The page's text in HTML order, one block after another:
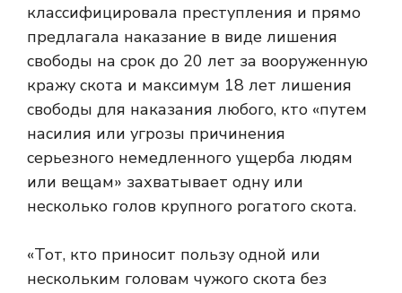
классифицировала преступления и прямо
предлагала наказание в виде лишения
свободы на срок до 20 лет за вооруженную
кражу скота и максимум 18 лет лишения
свободы для наказания любого, кто «путем
насилия или угрозы причинения
серьезного немедленного ущерба людям
или вещам» захватывает одну или
несколько голов крупного рогатого скота.
«Тот, кто приносит пользу одной или
нескольким головам чужого скота без